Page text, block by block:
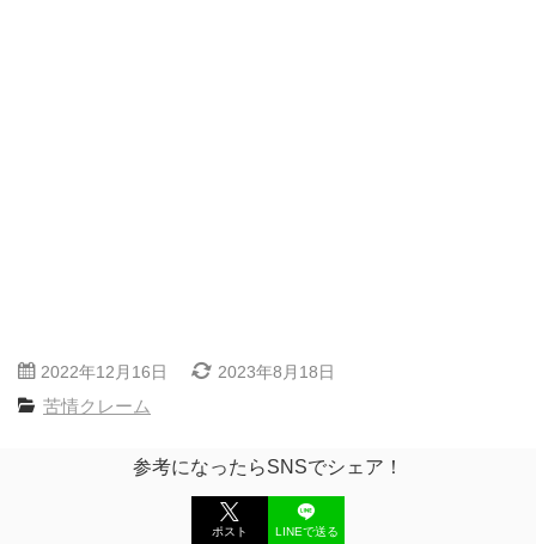
2022年12月16日 2023年8月18日
苦情クレーム
参考になったらSNSでシェア！
ポスト LINEで送る